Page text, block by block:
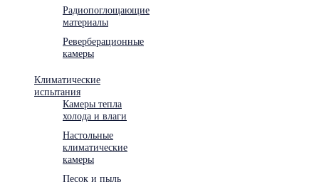
Радиопоглощающие
материалы
Реверберационные
камеры
Климатические
испытания
Камеры тепла
холода и влаги
Настольные
климатические
камеры
Песок и пыль